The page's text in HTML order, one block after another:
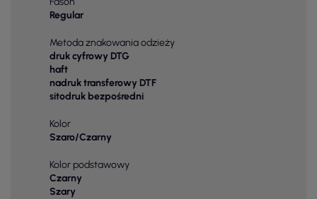
Regular
Metoda znakowania odzieży
druk cyfrowy DTG
haft
nadruk transferowy DTF
sitodruk bezpośredni
Kolor
Szaro/Czarny
Kolor podstawowy
Czarny
Szary